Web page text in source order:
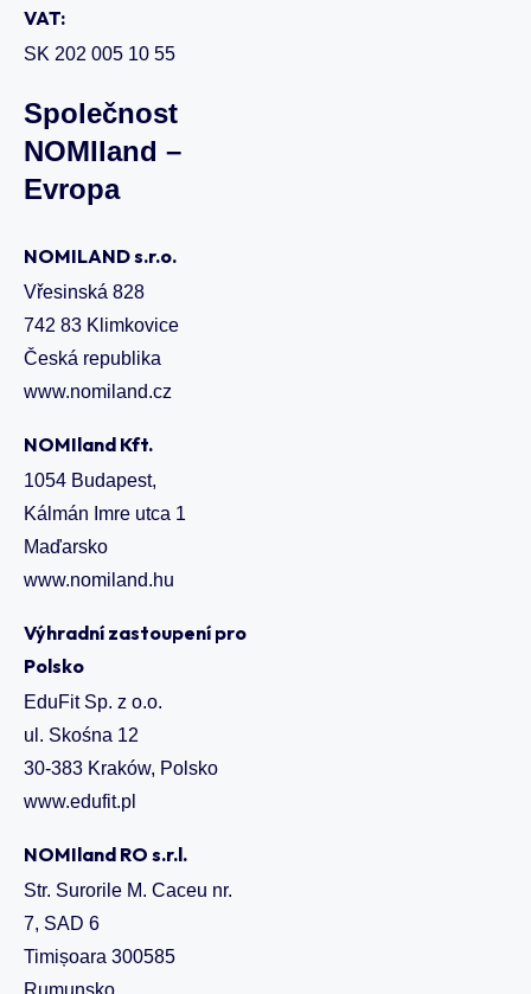
VAT:
SK 202 005 10 55
Společnost
NOMIland –
Evropa
NOMILAND s.r.o.
Vřesinská 828
742 83 Klimkovice
Česká republika
www.nomiland.cz
NOMIland Kft.
1054 Budapest,
Kálmán Imre utca 1
Maďarsko
www.nomiland.hu
Výhradní zastoupení pro
Polsko
EduFit Sp. z o.o.
ul. Skośna 12
30-383 Kraków, Polsko
www.edufit.pl
NOMIland RO s.r.l.
Str. Surorile M. Caceu nr.
7, SAD 6
Timișoara 300585
Rumunsko